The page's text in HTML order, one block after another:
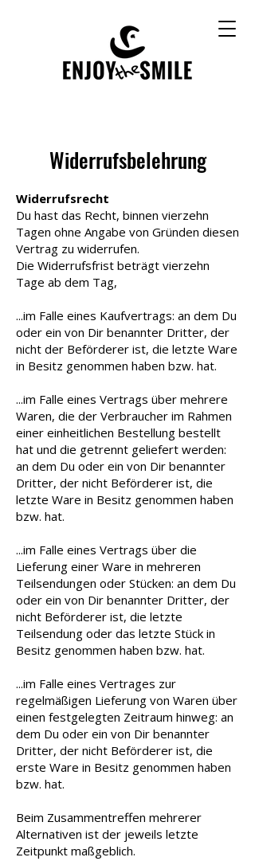
Widerrufsbelehrung
Widerrufsrecht
Du hast das Recht, binnen vierzehn
Tagen ohne Angabe von Gründen diesen
Vertrag zu widerrufen.
Die Widerrufsfrist beträgt vierzehn
Tage ab dem Tag,
...im Falle eines Kaufvertrags: an dem Du
oder ein von Dir benannter Dritter, der
nicht der Beförderer ist, die letzte Ware
in Besitz genommen haben bzw. hat.
...im Falle eines Vertrags über mehrere
Waren, die der Verbraucher im Rahmen
einer einheitlichen Bestellung bestellt
hat und die getrennt geliefert werden:
an dem Du oder ein von Dir benannter
Dritter, der nicht Beförderer ist, die
letzte Ware in Besitz genommen haben
bzw. hat.
...im Falle eines Vertrags über die
Lieferung einer Ware in mehreren
Teilsendungen oder Stücken: an dem Du
oder ein von Dir benannter Dritter, der
nicht Beförderer ist, die letzte
Teilsendung oder das letzte Stück in
Besitz genommen haben bzw. hat.
...im Falle eines Vertrages zur
regelmäßigen Lieferung von Waren über
einen festgelegten Zeitraum hinweg: an
dem Du oder ein von Dir benannter
Dritter, der nicht Beförderer ist, die
erste Ware in Besitz genommen haben
bzw. hat.
Beim Zusammentreffen mehrerer
Alternativen ist der jeweils letzte
Zeitpunkt maßgeblich.